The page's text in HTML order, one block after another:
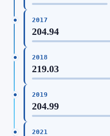
2017
204.94
2018
219.03
2019
204.99
2021